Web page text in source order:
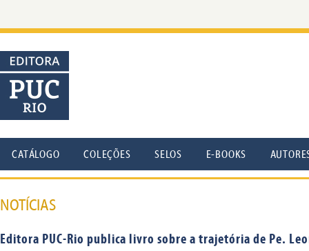
CATÁLOGO COLEÇÕES SELOS E-BOOKS
NOTÍCIAS
Editora PUC-Rio publica livro sobre a trajetória de Pe.